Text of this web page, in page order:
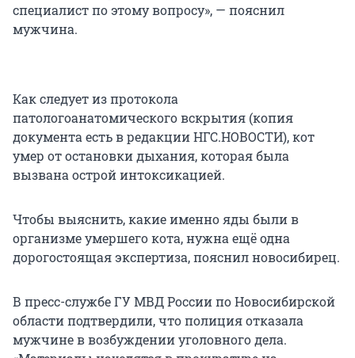
специалист по этому вопросу», — пояснил
мужчина.
Как следует из протокола
патологоанатомического вскрытия (копия
документа есть в редакции НГС.НОВОСТИ), кот
умер от остановки дыхания, которая была
вызвана острой интоксикацией.
Чтобы выяснить, какие именно яды были в
организме умершего кота, нужна ещё одна
дорогостоящая экспертиза, пояснил новосибирец.
В пресс-службе ГУ МВД России по Новосибирской
области подтвердили, что полиция отказала
мужчине в возбуждении уголовного дела.